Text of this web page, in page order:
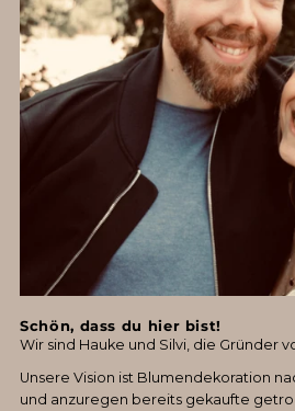
Schön, dass du hier bist!
Wir sind Hauke und Silvi, die Gründer
Unsere Vision ist Blumendekoration
und anzuregen bereits gekaufte